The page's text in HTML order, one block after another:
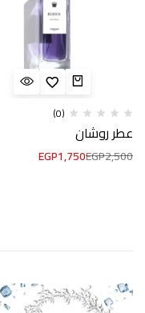
(0)
عطر روشان
EGP2,500
EGP1,750